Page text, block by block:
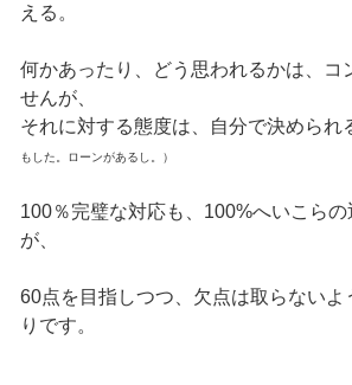
える。
何かあったり、どう思われるかは、コ
せんが、
それに対する態度は、自分で決められ
もした。ローンがあるし。）
100％完璧な対応も、100%へいこら
が、
60点を目指しつつ、欠点は取らないよ
りです。